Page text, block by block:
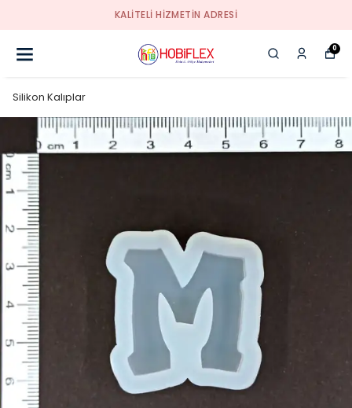
KALİTELİ HİZMETİN ADRESİ
0
Silikon Kalıplar